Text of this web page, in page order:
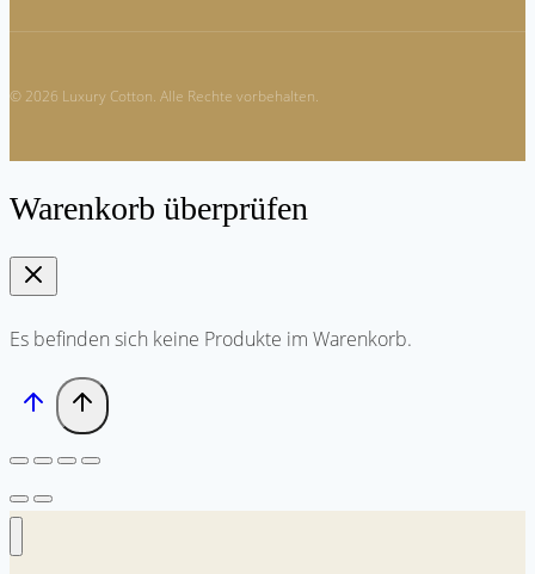
© 2026 Luxury Cotton. Alle Rechte vorbehalten.
Warenkorb überprüfen
Es befinden sich keine Produkte im Warenkorb.